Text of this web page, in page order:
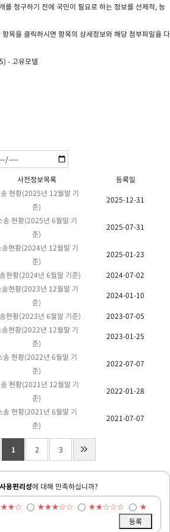
를 청구하기 전에 국민이 필요로 하는 정보를 선제적, 능
목을 클릭하시면 항목의 상세정보와 해당 첨부파일을 다
- 고유모델
사전정보목록
등록일
현황(2025년 12월말 기
준)
2025-12-31
송 현황(2025년 6월말 기
준)
2025-07-31
송현황(2024년 12월말 기
준)
2025-01-23
현황(2024년 6월말 기준)
2024-07-02
송현황(2023년 12월말 기
준)
2024-01-10
현황(2023년 6월말 기준)
2023-07-05
송현황(2022년 12월말 기
준)
2023-01-25
송 현황(2022년 6월말 기
준)
2022-07-07
현황(2021년 12월말 기
준)
2022-01-28
송 현황(2021년 6월말 기
준)
2021-07-07
1 2 3
사용편리성에 대해 만족하십니까?
★★★☆☆ ★★☆☆☆
★